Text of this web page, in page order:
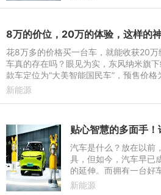
8万的价位，20万的体验，这样的
花8万多的价格买一台车，就能收获20
车真的存在吗？眼见为实，东风纳米旗
款车定位为“大美智能国民车”，预售价
民车的价位，但产品力
新能源
汽车是什么？放在以前
具，但如今，汽车早已
的延伸。而拥有一台好
能的亲密伙伴，在它的
新能源